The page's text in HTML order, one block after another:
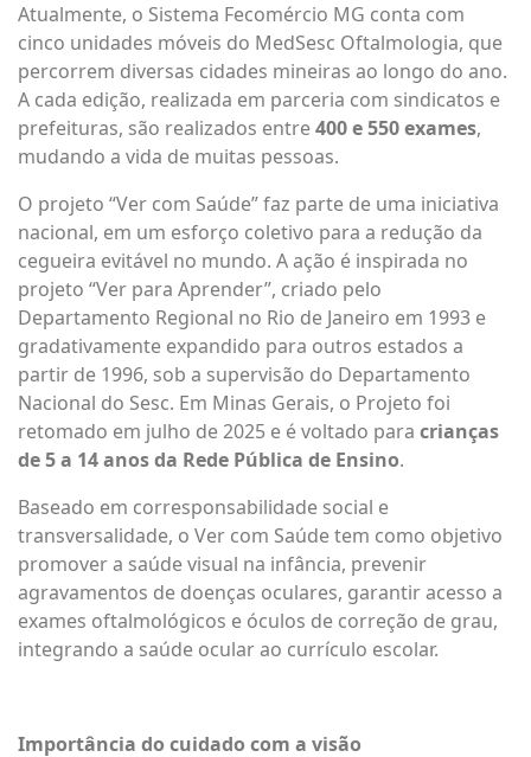
Atualmente, o Sistema Fecomércio MG conta com
cinco unidades móveis do MedSesc Oftalmologia, que
percorrem diversas cidades mineiras ao longo do ano.
A cada edição, realizada em parceria com sindicatos e
prefeituras, são realizados entre400 e 550 exames,
mudando a vida de muitas pessoas.
O projeto “Ver com Saúde” faz parte de uma iniciativa
nacional, em um esforço coletivo para a redução da
cegueira evitável no mundo. A ação é inspirada no
projeto “Ver para Aprender”, criado pelo
Departamento Regional no Rio de Janeiro em 1993 e
gradativamente expandido para outros estados a
partir de 1996, sob a supervisão do Departamento
Nacional do Sesc. Em Minas Gerais, o Projeto foi
retomado em julho de 2025 e é voltado para crianças
de5 a 14 anos da Rede Pública de Ensino.
Baseado em corresponsabilidade social e
transversalidade, o Ver com Saúde tem como objetivo
promover a saúde visual na infância, prevenir
agravamentos de doenças oculares, garantir acesso a
exames oftalmológicos e óculos de correção de grau,
integrando a saúde ocular ao currículo escolar.
Importância do cuidado com a visão